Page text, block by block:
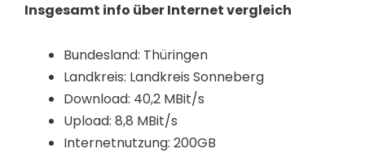
Insgesamt info über Internet vergleich
Bundesland: Thüringen
Landkreis: Landkreis Sonneberg
Download: 40,2 MBit/s
Upload: 8,8 MBit/s
Internetnutzung: 200GB